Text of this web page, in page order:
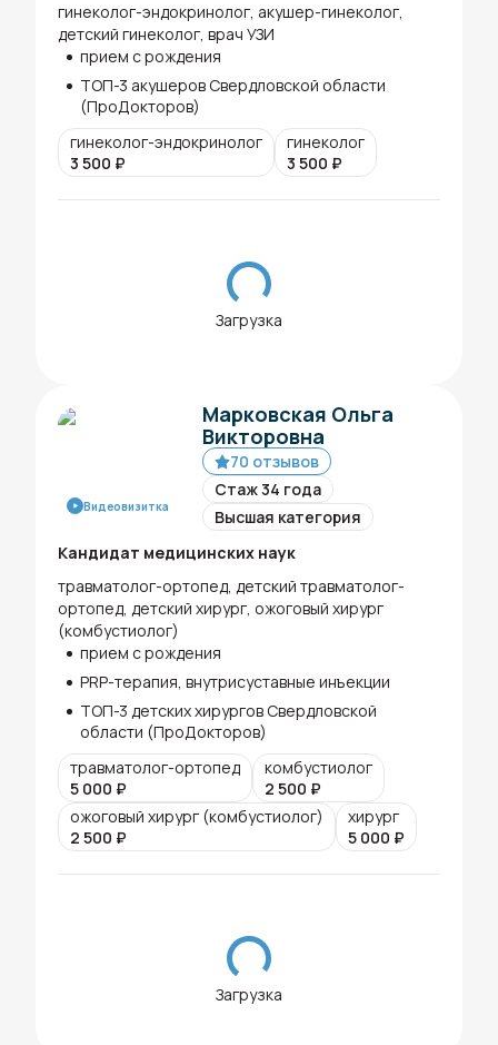
гинеколог-эндокринолог, акушер-гинеколог,
детский гинеколог, врач УЗИ
прием с рождения
ТОП-3 акушеров Свердловской области
(ПроДокторов)
гинеколог-эндокринолог
3 500 ₽
гинеколог
3 500 ₽
Загрузка
Видеовизитка
Марковская Ольга
Викторовна
70 отзывов
Стаж 34 года
Высшая категория
Кандидат медицинских наук
травматолог-ортопед, детский травматолог-
ортопед, детский хирург, ожоговый хирург
(комбустиолог)
прием с рождения
PRP-терапия, внутрисуставные инъекции
ТОП-3 детских хирургов Свердловской
области (ПроДокторов)
травматолог-ортопед
5 000 ₽
комбустиолог
2 500 ₽
ожоговый хирург (комбустиолог)
2 500 ₽
хирург
5 000 ₽
Загрузка